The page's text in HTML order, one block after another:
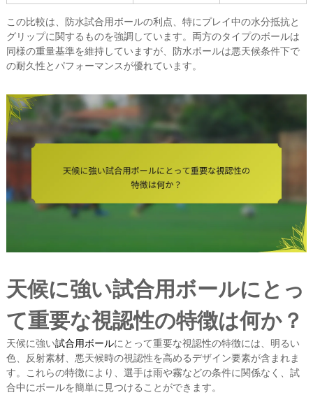
この比較は、防水試合用ボールの利点、特にプレイ中の水分抵抗と
グリップに関するものを強調しています。両方のタイプのボールは
同様の重量基準を維持していますが、防水ボールは悪天候条件下で
の耐久性とパフォーマンスが優れています。
天候に強い試合用ボールにとっ
て重要な視認性の特徴は何か？
天候に強い試合用ボールにとって重要な視認性の特徴には、明るい
色、反射素材、悪天候時の視認性を高めるデザイン要素が含まれま
す。これらの特徴により、選手は雨や霧などの条件に関係なく、試
合中にボールを簡単に見つけることができます。